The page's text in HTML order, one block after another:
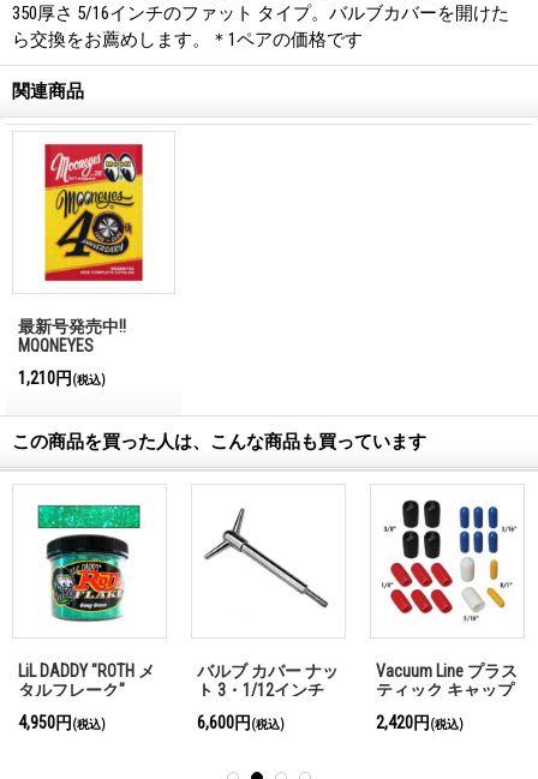
350厚さ 5/16インチのファット タイプ。バルブカバーを開けた
ら交換をお薦めします。＊1ペアの価格です
関連商品
最新号発売中!!
MQQNEYES
Magazine No.28 2026
1,210円 (税込)
この商品を買った人は、こんな商品も買っています
LiL DADDY "ROTH メ
タルフレーク"
ンググリーン)
4,950円 (税込)
バルブ カバー ナッ
ト 3・1/12インチ
スタッド
6,600円 (税込)
Vacuum Line プラス
ティック キャップ
2,420円 (税込)